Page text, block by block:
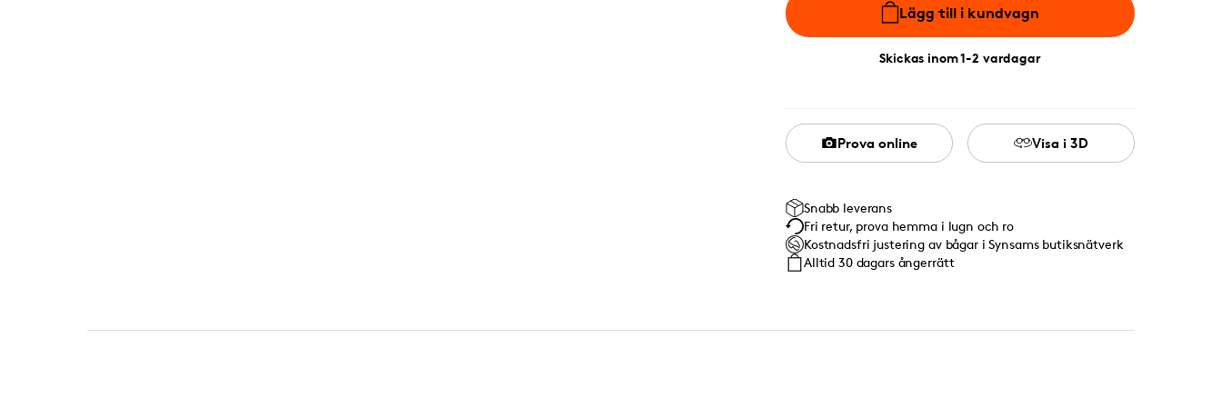
Lägg till i kundvagn
Skickas inom 1-2 vardagar
Prova online Visa i 3D
Snabb leverans
Fri retur, prova hemma i lugn och ro
Kostnadsfri justering av bågar i Synsams butiksnätverk
Alltid 30 dagars ångerrätt